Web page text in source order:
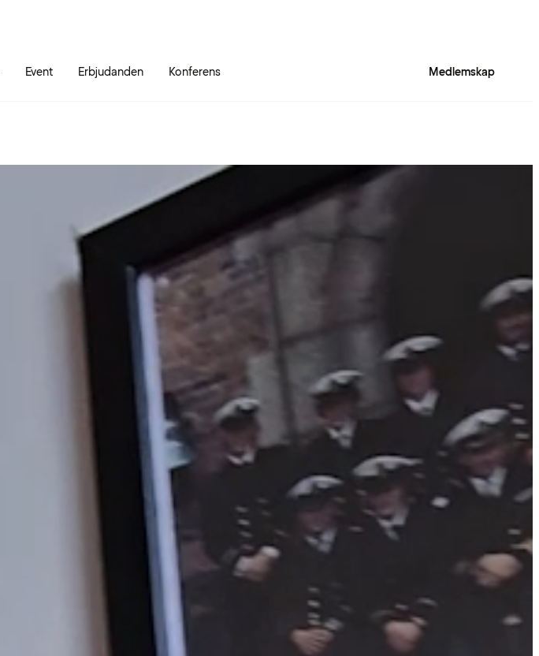
Event Erbjudanden Konferens Medlemskap